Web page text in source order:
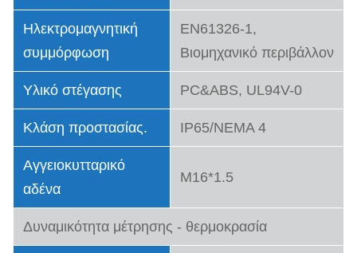
Ηλεκτρομαγνητική
συμμόρφωση
EN61326-1,
Βιομηχανικό περιβάλλον
Υλικό στέγασης PC&ABS, UL94V-0
Κλάση προστασίας. IP65/NEMA 4
Αγγειοκυτταρικό
αδένα
M16*1.5
Δυναμικότητα μέτρησης - θερμοκρασία